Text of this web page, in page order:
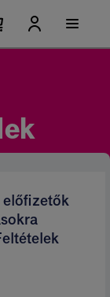
előfizetők